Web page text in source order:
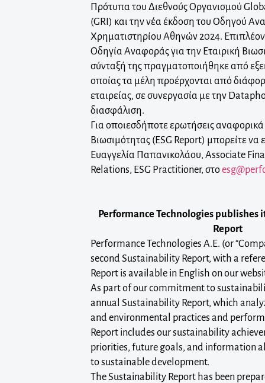
Πρότυπα του Διεθνούς Οργανισμού
(GRI) και την νέα έκδοση του Οδηγού
Χρηματιστηρίου Αθηνών 2024.
Οδηγία Αναφοράς για την Εταιρική
σύνταξή της πραγματοποιήθηκε από
οποίας τα μέλη προέρχονται από
εταιρείας, σε συνεργασία με την
διασφάλιση.
Για οποιεσδήποτε ερωτήσεις
Βιωσιμότητας (ESG Report) μπορείτε να
Ευαγγελία Παπανικολάου, Associate
Relations, ESG Practitioner, στο
Performance Technologies publishes
Report
Performance Technologies A.E. (or
second Sustainability Report, with a
Report is available in English on our
As part of our commitment to
annual Sustainability Report, which
and environmental practices and
Report includes our sustainability
priorities, future goals, and information
to sustainable development.
The Sustainability Report has been